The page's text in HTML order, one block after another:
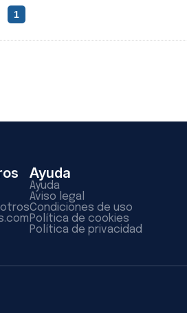
1
Ayuda
Ayuda
Aviso legal
Condiciones de uso
Política de cookies
Política de privacidad